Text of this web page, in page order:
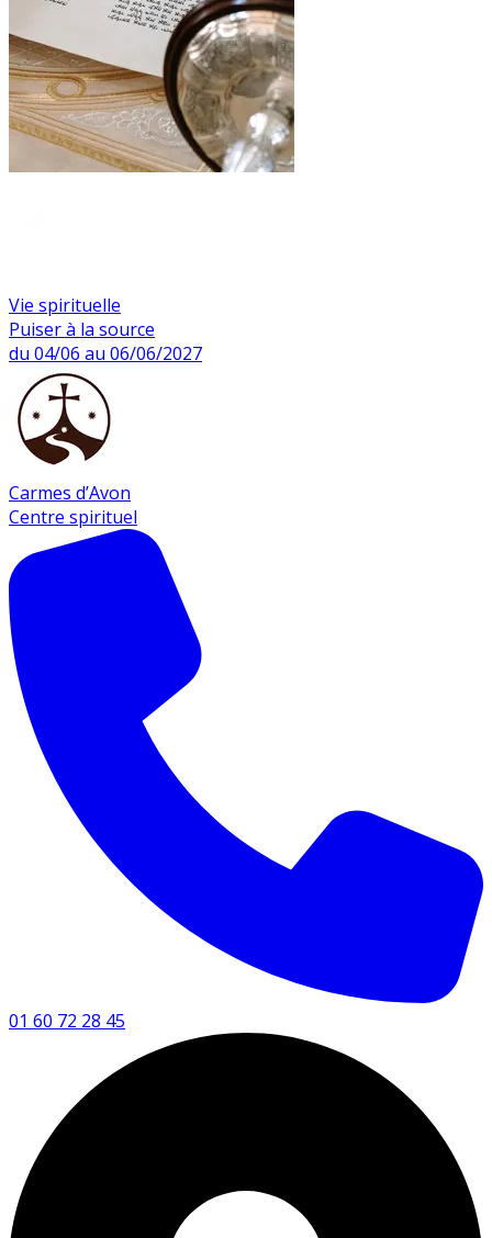
Vie spirituelle
Puiser à la source
du 04/06 au 06/06/2027
Carmes d’Avon
Centre spirituel
01 60 72 28 45